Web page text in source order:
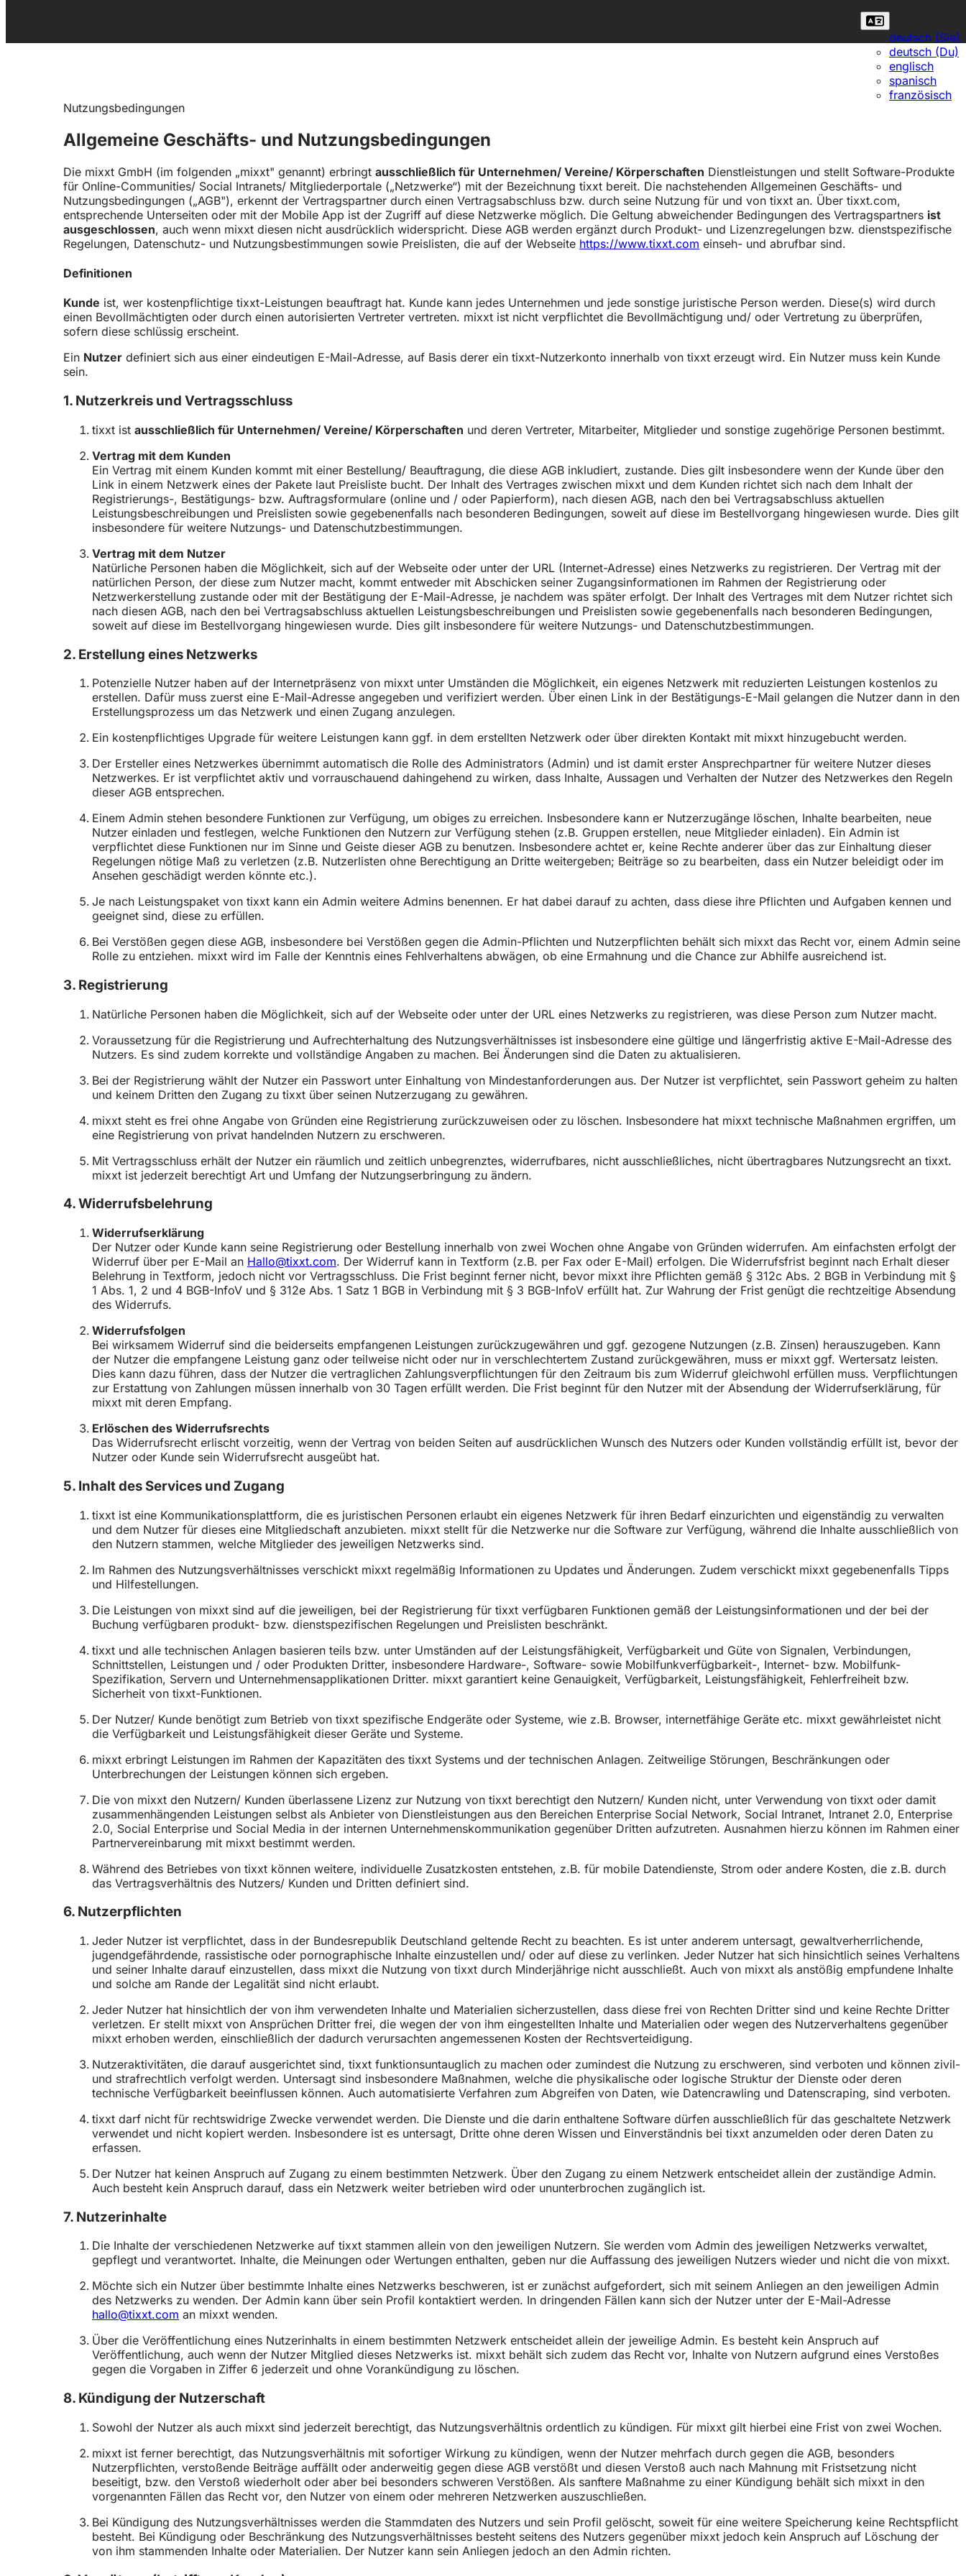
deutsch (Sie)
deutsch (Du)
englisch
spanisch
französisch
Nutzungsbedingungen
Allgemeine Geschäfts- und Nutzungsbedingungen
Die mixxt GmbH (im folgenden „mixxt" genannt) erbringt ausschließlich für Unternehmen/ Vereine/ Körperschaften Dienstleistungen und stellt Software-Produkte
für Online-Communities/ Social Intranets/ Mitgliederportale („Netzwerke“) mit der Bezeichnung tixxt bereit. Die nachstehenden Allgemeinen Geschäfts- und
Nutzungsbedingungen („AGB"), erkennt der Vertragspartner durch einen Vertragsabschluss bzw. durch seine Nutzung für und von tixxt an. Über tixxt.com,
entsprechende Unterseiten oder mit der Mobile App ist der Zugriff auf diese Netzwerke möglich. Die Geltung abweichender Bedingungen des Vertragspartners ist
ausgeschlossen, auch wenn mixxt diesen nicht ausdrücklich widerspricht. Diese AGB werden ergänzt durch Produkt- und Lizenzregelungen bzw. dienstspezifische
Regelungen, Datenschutz- und Nutzungsbestimmungen sowie Preislisten, die auf der Webseite https://www.tixxt.com einseh- und abrufbar sind.
Definitionen
Kunde ist, wer kostenpflichtige tixxt-Leistungen beauftragt hat. Kunde kann jedes Unternehmen und jede sonstige juristische Person werden. Diese(s) wird durch
einen Bevollmächtigten oder durch einen autorisierten Vertreter vertreten. mixxt ist nicht verpflichtet die Bevollmächtigung und/ oder Vertretung zu überprüfen,
sofern diese schlüssig erscheint.
Ein Nutzer definiert sich aus einer eindeutigen E-Mail-Adresse, auf Basis derer ein tixxt-Nutzerkonto innerhalb von tixxt erzeugt wird. Ein Nutzer muss kein Kunde
sein.
1. Nutzerkreis und Vertragsschluss
tixxt ist ausschließlich für Unternehmen/ Vereine/ Körperschaften und deren Vertreter, Mitarbeiter, Mitglieder und sonstige zugehörige Personen bestimmt.
Vertrag mit dem Kunden
Ein Vertrag mit einem Kunden kommt mit einer Bestellung/ Beauftragung, die diese AGB inkludiert, zustande. Dies gilt insbesondere wenn der Kunde über den
Link in einem Netzwerk eines der Pakete laut Preisliste bucht. Der Inhalt des Vertrages zwischen mixxt und dem Kunden richtet sich nach dem Inhalt der
Registrierungs-, Bestätigungs- bzw. Auftragsformulare (online und / oder Papierform), nach diesen AGB, nach den bei Vertragsabschluss aktuellen
Leistungsbeschreibungen und Preislisten sowie gegebenenfalls nach besonderen Bedingungen, soweit auf diese im Bestellvorgang hingewiesen wurde. Dies gilt
insbesondere für weitere Nutzungs- und Datenschutzbestimmungen.
Vertrag mit dem Nutzer
Natürliche Personen haben die Möglichkeit, sich auf der Webseite oder unter der URL (Internet-Adresse) eines Netzwerks zu registrieren. Der Vertrag mit der
natürlichen Person, der diese zum Nutzer macht, kommt entweder mit Abschicken seiner Zugangsinformationen im Rahmen der Registrierung oder
Netzwerkerstellung zustande oder mit der Bestätigung der E-Mail-Adresse, je nachdem was später erfolgt. Der Inhalt des Vertrages mit dem Nutzer richtet sich
nach diesen AGB, nach den bei Vertragsabschluss aktuellen Leistungsbeschreibungen und Preislisten sowie gegebenenfalls nach besonderen Bedingungen,
soweit auf diese im Bestellvorgang hingewiesen wurde. Dies gilt insbesondere für weitere Nutzungs- und Datenschutzbestimmungen.
2. Erstellung eines Netzwerks
Potenzielle Nutzer haben auf der Internetpräsenz von mixxt unter Umständen die Möglichkeit, ein eigenes Netzwerk mit reduzierten Leistungen kostenlos zu
erstellen. Dafür muss zuerst eine E-Mail-Adresse angegeben und verifiziert werden. Über einen Link in der Bestätigungs-E-Mail gelangen die Nutzer dann in den
Erstellungsprozess um das Netzwerk und einen Zugang anzulegen.
Ein kostenpflichtiges Upgrade für weitere Leistungen kann ggf. in dem erstellten Netzwerk oder über direkten Kontakt mit mixxt hinzugebucht werden.
Der Ersteller eines Netzwerkes übernimmt automatisch die Rolle des Administrators (Admin) und ist damit erster Ansprechpartner für weitere Nutzer dieses
Netzwerkes. Er ist verpflichtet aktiv und vorrauschauend dahingehend zu wirken, dass Inhalte, Aussagen und Verhalten der Nutzer des Netzwerkes den Regeln
dieser AGB entsprechen.
Einem Admin stehen besondere Funktionen zur Verfügung, um obiges zu erreichen. Insbesondere kann er Nutzerzugänge löschen, Inhalte bearbeiten, neue
Nutzer einladen und festlegen, welche Funktionen den Nutzern zur Verfügung stehen (z.B. Gruppen erstellen, neue Mitglieder einladen). Ein Admin ist
verpflichtet diese Funktionen nur im Sinne und Geiste dieser AGB zu benutzen. Insbesondere achtet er, keine Rechte anderer über das zur Einhaltung dieser
Regelungen nötige Maß zu verletzen (z.B. Nutzerlisten ohne Berechtigung an Dritte weitergeben; Beiträge so zu bearbeiten, dass ein Nutzer beleidigt oder im
Ansehen geschädigt werden könnte etc.).
Je nach Leistungspaket von tixxt kann ein Admin weitere Admins benennen. Er hat dabei darauf zu achten, dass diese ihre Pflichten und Aufgaben kennen und
geeignet sind, diese zu erfüllen.
Bei Verstößen gegen diese AGB, insbesondere bei Verstößen gegen die Admin-Pflichten und Nutzerpflichten behält sich mixxt das Recht vor, einem Admin seine
Rolle zu entziehen. mixxt wird im Falle der Kenntnis eines Fehlverhaltens abwägen, ob eine Ermahnung und die Chance zur Abhilfe ausreichend ist.
3. Registrierung
Natürliche Personen haben die Möglichkeit, sich auf der Webseite oder unter der URL eines Netzwerks zu registrieren, was diese Person zum Nutzer macht.
Voraussetzung für die Registrierung und Aufrechterhaltung des Nutzungsverhältnisses ist insbesondere eine gültige und längerfristig aktive E-Mail-Adresse des
Nutzers. Es sind zudem korrekte und vollständige Angaben zu machen. Bei Änderungen sind die Daten zu aktualisieren.
Bei der Registrierung wählt der Nutzer ein Passwort unter Einhaltung von Mindestanforderungen aus. Der Nutzer ist verpflichtet, sein Passwort geheim zu halten
und keinem Dritten den Zugang zu tixxt über seinen Nutzerzugang zu gewähren.
mixxt steht es frei ohne Angabe von Gründen eine Registrierung zurückzuweisen oder zu löschen. Insbesondere hat mixxt technische Maßnahmen ergriffen, um
eine Registrierung von privat handelnden Nutzern zu erschweren.
Mit Vertragsschluss erhält der Nutzer ein räumlich und zeitlich unbegrenztes, widerrufbares, nicht ausschließliches, nicht übertragbares Nutzungsrecht an tixxt.
mixxt ist jederzeit berechtigt Art und Umfang der Nutzungserbringung zu ändern.
4. Widerrufsbelehrung
Widerrufserklärung
Der Nutzer oder Kunde kann seine Registrierung oder Bestellung innerhalb von zwei Wochen ohne Angabe von Gründen widerrufen. Am einfachsten erfolgt der
Widerruf über per E-Mail an Hallo@tixxt.com. Der Widerruf kann in Textform (z.B. per Fax oder E-Mail) erfolgen. Die Widerrufsfrist beginnt nach Erhalt dieser
Belehrung in Textform, jedoch nicht vor Vertragsschluss. Die Frist beginnt ferner nicht, bevor mixxt ihre Pflichten gemäß § 312c Abs. 2 BGB in Verbindung mit §
1 Abs. 1, 2 und 4 BGB-InfoV und § 312e Abs. 1 Satz 1 BGB in Verbindung mit § 3 BGB-InfoV erfüllt hat. Zur Wahrung der Frist genügt die rechtzeitige Absendung
des Widerrufs.
Widerrufsfolgen
Bei wirksamem Widerruf sind die beiderseits empfangenen Leistungen zurückzugewähren und ggf. gezogene Nutzungen (z.B. Zinsen) herauszugeben. Kann
der Nutzer die empfangene Leistung ganz oder teilweise nicht oder nur in verschlechtertem Zustand zurückgewähren, muss er mixxt ggf. Wertersatz leisten.
Dies kann dazu führen, dass der Nutzer die vertraglichen Zahlungsverpflichtungen für den Zeitraum bis zum Widerruf gleichwohl erfüllen muss. Verpflichtungen
zur Erstattung von Zahlungen müssen innerhalb von 30 Tagen erfüllt werden. Die Frist beginnt für den Nutzer mit der Absendung der Widerrufserklärung, für
mixxt mit deren Empfang.
Erlöschen des Widerrufsrechts
Das Widerrufsrecht erlischt vorzeitig, wenn der Vertrag von beiden Seiten auf ausdrücklichen Wunsch des Nutzers oder Kunden vollständig erfüllt ist, bevor der
Nutzer oder Kunde sein Widerrufsrecht ausgeübt hat.
5. Inhalt des Services und Zugang
tixxt ist eine Kommunikationsplattform, die es juristischen Personen erlaubt ein eigenes Netzwerk für ihren Bedarf einzurichten und eigenständig zu verwalten
und dem Nutzer für dieses eine Mitgliedschaft anzubieten. mixxt stellt für die Netzwerke nur die Software zur Verfügung, während die Inhalte ausschließlich von
den Nutzern stammen, welche Mitglieder des jeweiligen Netzwerks sind.
Im Rahmen des Nutzungsverhältnisses verschickt mixxt regelmäßig Informationen zu Updates und Änderungen. Zudem verschickt mixxt gegebenenfalls Tipps
und Hilfestellungen.
Die Leistungen von mixxt sind auf die jeweiligen, bei der Registrierung für tixxt verfügbaren Funktionen gemäß der Leistungsinformationen und der bei der
Buchung verfügbaren produkt- bzw. dienstspezifischen Regelungen und Preislisten beschränkt.
tixxt und alle technischen Anlagen basieren teils bzw. unter Umständen auf der Leistungsfähigkeit, Verfügbarkeit und Güte von Signalen, Verbindungen,
Schnittstellen, Leistungen und / oder Produkten Dritter, insbesondere Hardware-, Software- sowie Mobilfunkverfügbarkeit-, Internet- bzw. Mobilfunk-
Spezifikation, Servern und Unternehmensapplikationen Dritter. mixxt garantiert keine Genauigkeit, Verfügbarkeit, Leistungsfähigkeit, Fehlerfreiheit bzw.
Sicherheit von tixxt-Funktionen.
Der Nutzer/ Kunde benötigt zum Betrieb von tixxt spezifische Endgeräte oder Systeme, wie z.B. Browser, internetfähige Geräte etc. mixxt gewährleistet nicht
die Verfügbarkeit und Leistungsfähigkeit dieser Geräte und Systeme.
mixxt erbringt Leistungen im Rahmen der Kapazitäten des tixxt Systems und der technischen Anlagen. Zeitweilige Störungen, Beschränkungen oder
Unterbrechungen der Leistungen können sich ergeben.
Die von mixxt den Nutzern/ Kunden überlassene Lizenz zur Nutzung von tixxt berechtigt den Nutzern/ Kunden nicht, unter Verwendung von tixxt oder damit
zusammenhängenden Leistungen selbst als Anbieter von Dienstleistungen aus den Bereichen Enterprise Social Network, Social Intranet, Intranet 2.0, Enterprise
2.0, Social Enterprise und Social Media in der internen Unternehmenskommunikation gegenüber Dritten aufzutreten. Ausnahmen hierzu können im Rahmen einer
Partnervereinbarung mit mixxt bestimmt werden.
Während des Betriebes von tixxt können weitere, individuelle Zusatzkosten entstehen, z.B. für mobile Datendienste, Strom oder andere Kosten, die z.B. durch
das Vertragsverhältnis des Nutzers/ Kunden und Dritten definiert sind.
6. Nutzerpflichten
Jeder Nutzer ist verpflichtet, dass in der Bundesrepublik Deutschland geltende Recht zu beachten. Es ist unter anderem untersagt, gewaltverherrlichende,
jugendgefährdende, rassistische oder pornographische Inhalte einzustellen und/ oder auf diese zu verlinken. Jeder Nutzer hat sich hinsichtlich seines Verhaltens
und seiner Inhalte darauf einzustellen, dass mixxt die Nutzung von tixxt durch Minderjährige nicht ausschließt. Auch von mixxt als anstößig empfundene Inhalte
und solche am Rande der Legalität sind nicht erlaubt.
Jeder Nutzer hat hinsichtlich der von ihm verwendeten Inhalte und Materialien sicherzustellen, dass diese frei von Rechten Dritter sind und keine Rechte Dritter
verletzen. Er stellt mixxt von Ansprüchen Dritter frei, die wegen der von ihm eingestellten Inhalte und Materialien oder wegen des Nutzerverhaltens gegenüber
mixxt erhoben werden, einschließlich der dadurch verursachten angemessenen Kosten der Rechtsverteidigung.
Nutzeraktivitäten, die darauf ausgerichtet sind, tixxt funktionsuntauglich zu machen oder zumindest die Nutzung zu erschweren, sind verboten und können zivil-
und strafrechtlich verfolgt werden. Untersagt sind insbesondere Maßnahmen, welche die physikalische oder logische Struktur der Dienste oder deren
technische Verfügbarkeit beeinflussen können. Auch automatisierte Verfahren zum Abgreifen von Daten, wie Datencrawling und Datenscraping, sind verboten.
tixxt darf nicht für rechtswidrige Zwecke verwendet werden. Die Dienste und die darin enthaltene Software dürfen ausschließlich für das geschaltete Netzwerk
verwendet und nicht kopiert werden. Insbesondere ist es untersagt, Dritte ohne deren Wissen und Einverständnis bei tixxt anzumelden oder deren Daten zu
erfassen.
Der Nutzer hat keinen Anspruch auf Zugang zu einem bestimmten Netzwerk. Über den Zugang zu einem Netzwerk entscheidet allein der zuständige Admin.
Auch besteht kein Anspruch darauf, dass ein Netzwerk weiter betrieben wird oder ununterbrochen zugänglich ist.
7. Nutzerinhalte
Die Inhalte der verschiedenen Netzwerke auf tixxt stammen allein von den jeweiligen Nutzern. Sie werden vom Admin des jeweiligen Netzwerks verwaltet,
gepflegt und verantwortet. Inhalte, die Meinungen oder Wertungen enthalten, geben nur die Auffassung des jeweiligen Nutzers wieder und nicht die von mixxt.
Möchte sich ein Nutzer über bestimmte Inhalte eines Netzwerks beschweren, ist er zunächst aufgefordert, sich mit seinem Anliegen an den jeweiligen Admin
des Netzwerks zu wenden. Der Admin kann über sein Profil kontaktiert werden. In dringenden Fällen kann sich der Nutzer unter der E-Mail-Adresse
hallo@tixxt.com an mixxt wenden.
Über die Veröffentlichung eines Nutzerinhalts in einem bestimmten Netzwerk entscheidet allein der jeweilige Admin. Es besteht kein Anspruch auf
Veröffentlichung, auch wenn der Nutzer Mitglied dieses Netzwerks ist. mixxt behält sich zudem das Recht vor, Inhalte von Nutzern aufgrund eines Verstoßes
gegen die Vorgaben in Ziffer 6 jederzeit und ohne Vorankündigung zu löschen.
8. Kündigung der Nutzerschaft
Sowohl der Nutzer als auch mixxt sind jederzeit berechtigt, das Nutzungsverhältnis ordentlich zu kündigen. Für mixxt gilt hierbei eine Frist von zwei Wochen.
mixxt ist ferner berechtigt, das Nutzungsverhältnis mit sofortiger Wirkung zu kündigen, wenn der Nutzer mehrfach durch gegen die AGB, besonders
Nutzerpflichten, verstoßende Beiträge auffällt oder anderweitig gegen diese AGB verstößt und diesen Verstoß auch nach Mahnung mit Fristsetzung nicht
beseitigt, bzw. den Verstoß wiederholt oder aber bei besonders schweren Verstößen. Als sanftere Maßnahme zu einer Kündigung behält sich mixxt in den
vorgenannten Fällen das Recht vor, den Nutzer von einem oder mehreren Netzwerken auszuschließen.
Bei Kündigung des Nutzungsverhältnisses werden die Stammdaten des Nutzers und sein Profil gelöscht, soweit für eine weitere Speicherung keine Rechtspflicht
besteht. Bei Kündigung oder Beschränkung des Nutzungsverhältnisses besteht seitens des Nutzers gegenüber mixxt jedoch kein Anspruch auf Löschung der
von ihm stammenden Inhalte oder Materialien. Der Nutzer kann sein Anliegen jedoch an den Admin richten.